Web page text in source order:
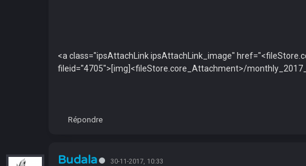
<a class="ipsAttachLink ipsAttachLink_image"
fileid="4705">[img]<fileStore.core_Attachment>/
Répondre
Budala 30-11-2017, 10:33